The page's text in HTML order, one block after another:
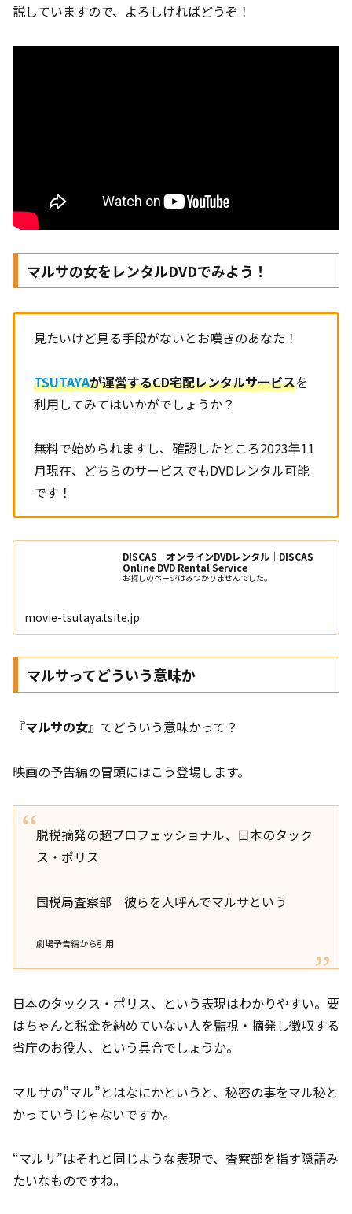
説していますので、よろしければどうぞ！
マルサの女をレンタルDVDでみよう！
見たいけど見る手段がないとお嘆きのあなた！
TSUTAYAが運営するCD宅配レンタルサービスを
利用してみてはいかがでしょうか？
無料で始められますし、確認したところ2023年11
月現在、どちらのサービスでもDVDレンタル可能
です！
DISCAS オンラインDVDレンタル｜DISCAS
Online DVD Rental Service
お探しのページはみつかりませんでした。
movie-tsutaya.tsite.jp
マルサってどういう意味か
『マルサの女』てどういう意味かって？
映画の予告編の冒頭にはこう登場します。
脱税摘発の超プロフェッショナル、日本のタック
ス・ポリス
国税局査察部 彼らを人呼んでマルサという
劇場予告編から引用
日本のタックス・ポリス、という表現はわかりやすい。要
はちゃんと税金を納めていない人を監視・摘発し徴収する
省庁のお役人、という具合でしょうか。
マルサの”マル”とはなにかというと、秘密の事をマル秘と
かっていうじゃないですか。
“マルサ”はそれと同じような表現で、査察部を指す隠語み
たいなものですね。